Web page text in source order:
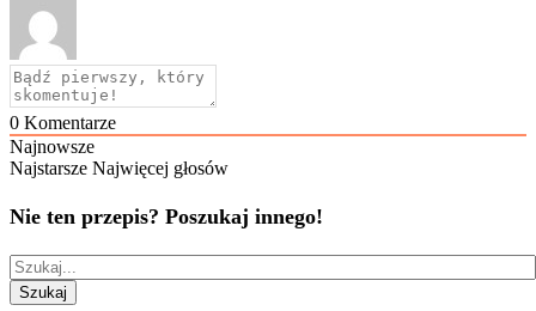
0 Komentarze
Najnowsze
Najstarsze Najwięcej głosów
Nie ten przepis? Poszukaj innego!